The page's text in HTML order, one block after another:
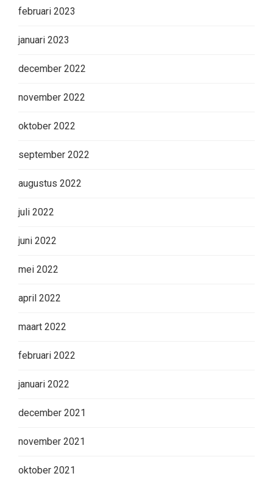
februari 2023
januari 2023
december 2022
november 2022
oktober 2022
september 2022
augustus 2022
juli 2022
juni 2022
mei 2022
april 2022
maart 2022
februari 2022
januari 2022
december 2021
november 2021
oktober 2021